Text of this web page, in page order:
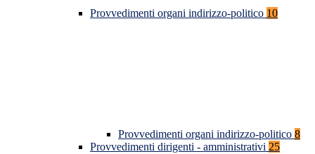
Provvedimenti organi indirizzo-politico 10
Provvedimenti organi indirizzo-politico 8
Provvedimenti dirigenti - amministrativi 25